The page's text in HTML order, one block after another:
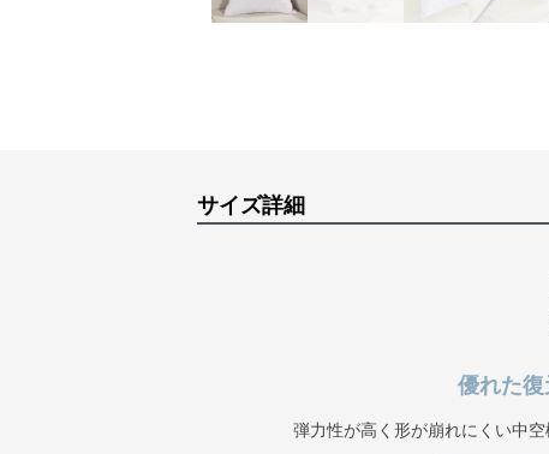
サイズ詳細
優れた
弾力性が高く形が崩れにくい中